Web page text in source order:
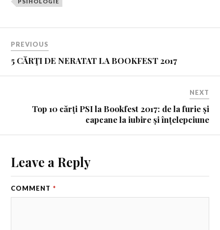
PSIHOLOGIE
PREVIOUS
5 CĂRŢI DE NERATAT LA BOOKFEST 2017
NEXT
Top 10 cărți PSI la Bookfest 2017: de la furie și
capcane la iubire și înțelepciune
Leave a Reply
COMMENT *